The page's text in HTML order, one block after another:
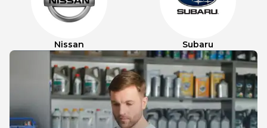
Nissan Subaru